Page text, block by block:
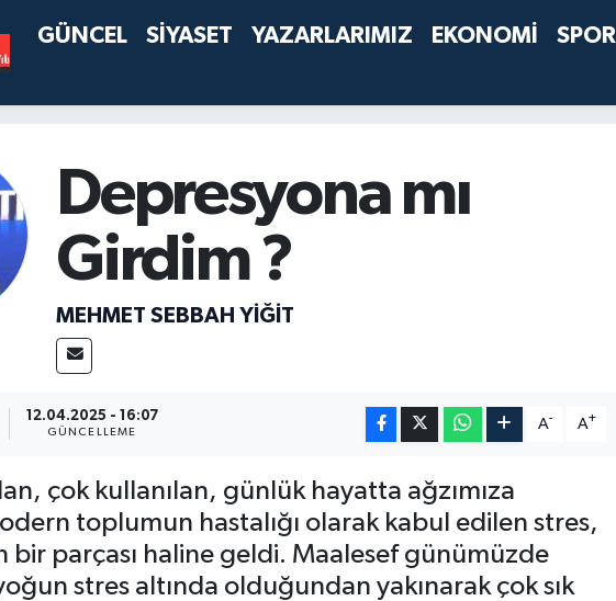
GÜNCEL SİYASET YAZARLARIMIZ EKONOMİ SPOR
Depresyona mı
Girdim ?
MEHMET SEBBAH YİĞİT
12.04.2025 - 16:07
GÜNCELLEME
A- A+
çok kullanılan, günlük hayatta ağzımıza
toplumun hastalığı olarak kabul edilen stres,
bir parçası haline geldi. Maalesef günümüzde
stres altında olduğundan yakınarak çok sık